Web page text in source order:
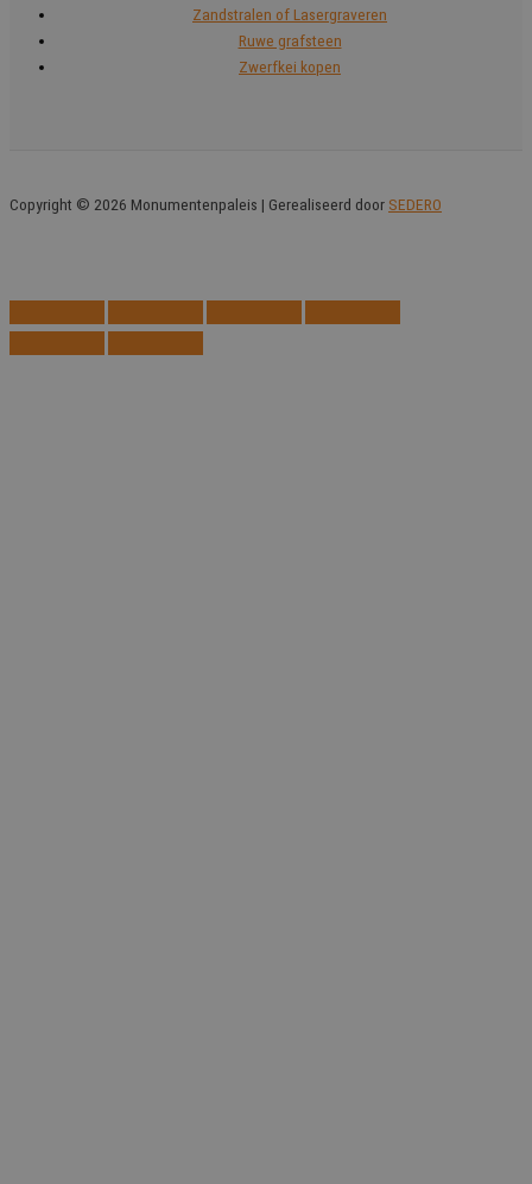
Zandstralen of Lasergraveren
Ruwe grafsteen
Zwerfkei kopen
Copyright © 2026 Monumentenpaleis | Gerealiseerd door SEDERO